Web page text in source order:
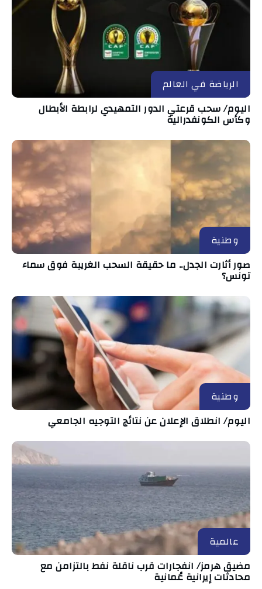
الرياضة في العالم
اليوم/ سحب قرعتي الدور التمهيدي لرابطة الأبطال
وكأس الكونفدرالية
وطنية
صور أثارت الجدل.. ما حقيقة السحب الغريبة فوق سماء
تونس؟
وطنية
اليوم/ انطلاق الإعلان عن نتائج التوجيه الجامعي
عالمية
مضيق هرمز/ انفجارات قرب ناقلة نفط بالتزامن مع
محادثات إيرانية عُمانية